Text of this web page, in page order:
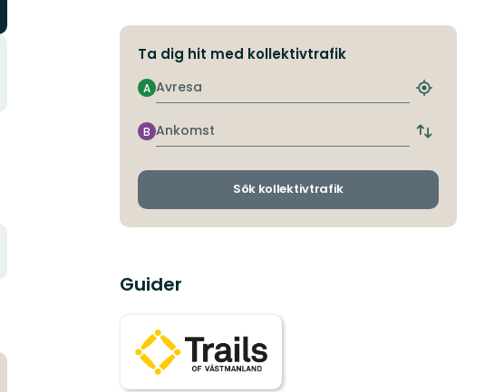
Ta dig hit med kollektivtrafik
Avresa
A
Hitta
hållplats
Ankomst
B
Byt
och
Sök kollektivtrafik
Guider